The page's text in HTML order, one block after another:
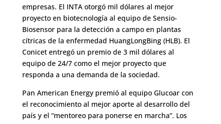
empresas. El INTA otorgó mil dólares al mejor
proyecto en biotecnología al equipo de Sensio-
Biosensor para la detección a campo en plantas
cítricas de la enfermedad HuangLongBing (HLB). El
Conicet entregó un premio de 3 mil dólares al
equipo de 24/7 como el mejor proyecto que
responda a una demanda de la sociedad.
Pan American Energy premió al equipo Glucoar con
el reconocimiento al mejor aporte al desarrollo del
país y el “mentoreo para ponerse en marcha”. Los